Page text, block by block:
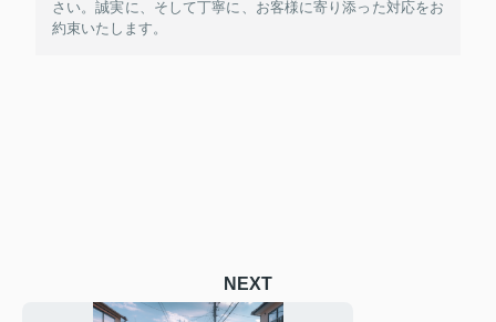
さい。誠実に、そして丁寧に、お客様に寄り添った対応をお
約束いたします。
NEXT